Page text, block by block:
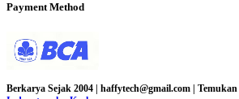
Payment Method
Berkarya Sejak 2004 | haffytech@gmail.com |